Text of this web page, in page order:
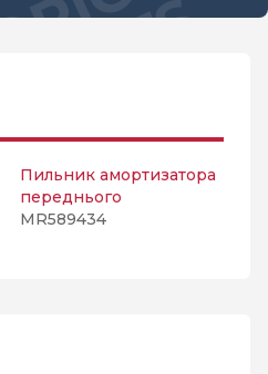
Пильник амортизатора
переднього
MR589434